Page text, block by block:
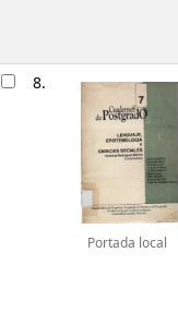
8.
Portada local